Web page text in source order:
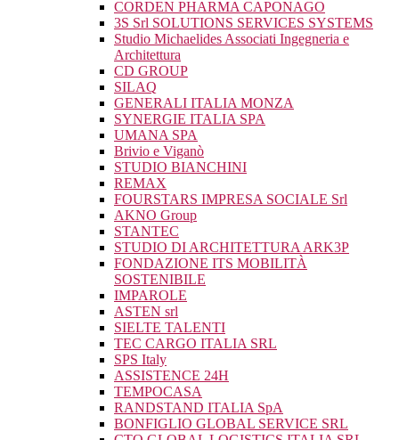
CORDEN PHARMA CAPONAGO
3S Srl SOLUTIONS SERVICES SYSTEMS
Studio Michaelides Associati Ingegneria e
Architettura
CD GROUP
SILAQ
GENERALI ITALIA MONZA
SYNERGIE ITALIA SPA
UMANA SPA
Brivio e Viganò
STUDIO BIANCHINI
REMAX
FOURSTARS IMPRESA SOCIALE Srl
AKNO Group
STANTEC
STUDIO DI ARCHITETTURA ARK3P
FONDAZIONE ITS MOBILITÀ
SOSTENIBILE
IMPAROLE
ASTEN srl
SIELTE TALENTI
TEC CARGO ITALIA SRL
SPS Italy
ASSISTENCE 24H
TEMPOCASA
RANDSTAND ITALIA SpA
BONFIGLIO GLOBAL SERVICE SRL